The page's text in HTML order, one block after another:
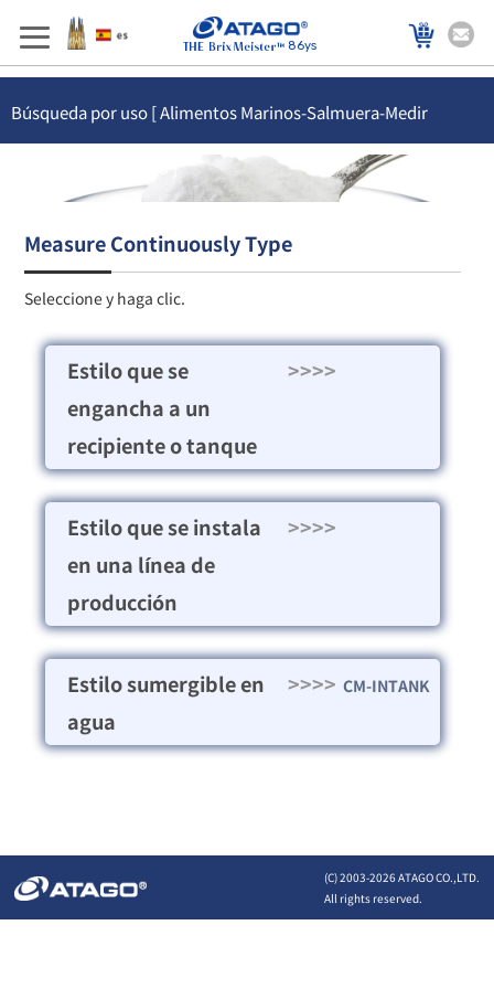
86ys
Búsqueda por uso [ Alimentos Marinos-Salmuera-Medir
Measure Continuously Type
Seleccione y haga clic.
Estilo que se
engancha a un
recipiente o tanque
>>>>
Estilo que se instala
en una línea de
producción
>>>>
Estilo sumergible en
agua
>>>> CM-INTANK
(C) 2003-2026 ATAGO CO.,LTD.
All rights reserved.